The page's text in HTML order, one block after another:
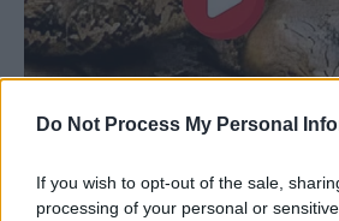
Do Not Process My Personal
If you wish to opt-out of the sale,
processing of your personal or